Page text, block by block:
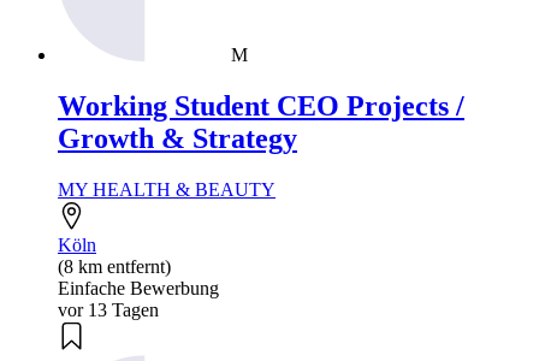
M
Working Student CEO Projects /
Growth & Strategy
MY HEALTH & BEAUTY
Köln
(8 km entfernt)
Einfache Bewerbung
vor 13 Tagen